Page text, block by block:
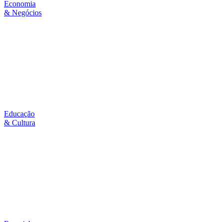
Economia
& Negócios
Educação
& Cultura